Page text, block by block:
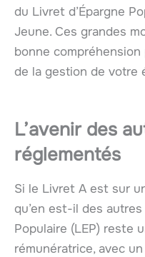
du Livret d’Épargne
Jeune. Ces grandes
bonne
de la gestion de votre
L’avenir des
réglementés
Si le Livret A est sur
qu’en est-il des
Populaire (LEP) reste
rémunératrice, avec